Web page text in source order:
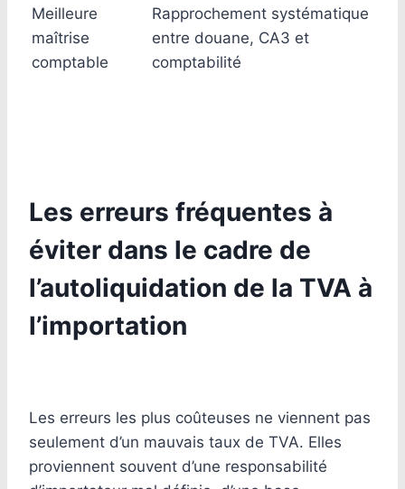
Meilleure
maîtrise
comptable
Rapprochement systématique
entre douane, CA3 et
comptabilité
Les erreurs fréquentes à
éviter dans le cadre de
l’autoliquidation de la TVA à
l’importation
Les erreurs les plus coûteuses ne viennent pas
seulement d’un mauvais taux de TVA. Elles
proviennent souvent d’une responsabilité